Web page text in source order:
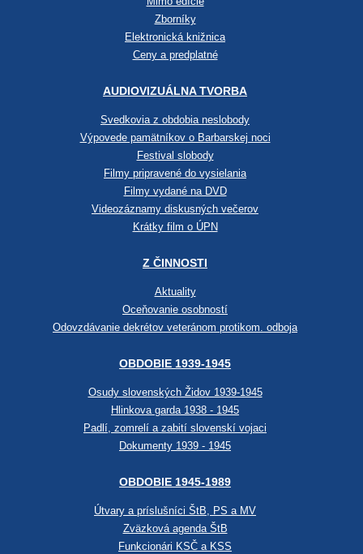
Zborníky
Elektronická knižnica
Ceny a predplatné
AUDIOVIZUÁLNA TVORBA
Svedkovia z obdobia neslobody
Výpovede pamätníkov o Barbarskej noci
Festival slobody
Filmy pripravené do vysielania
Filmy vydané na DVD
Videozáznamy diskusných večerov
Krátky film o ÚPN
Z ČINNOSTI
Aktuality
Oceňovanie osobností
Odovzdávanie dekrétov veteránom protikom. odboja
OBDOBIE 1939-1945
Osudy slovenských Židov 1939-1945
Hlinkova garda 1938 - 1945
Padlí, zomrelí a zabití slovenskí vojaci
Dokumenty 1939 - 1945
OBDOBIE 1945-1989
Útvary a príslušníci ŠtB, PS a MV
Zväzková agenda ŠtB
Funkcionári KSČ a KSS